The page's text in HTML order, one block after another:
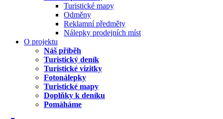
Turistické mapy
Odměny
Reklamní předměty
Nálepky prodejních míst
O projektu
Náš příběh
Turistický deník
Turistické vizitky
Fotonálepky
Turistické mapy
Doplňky k deníku
Pomáháme